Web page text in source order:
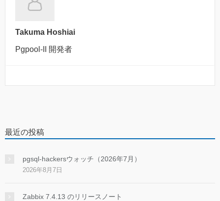
Takuma Hoshiai
Pgpool-II 開発者
最近の投稿
pgsql-hackersウォッチ（2026年7月）
2026年8月7日
Zabbix 7.4.13 のリリースノート